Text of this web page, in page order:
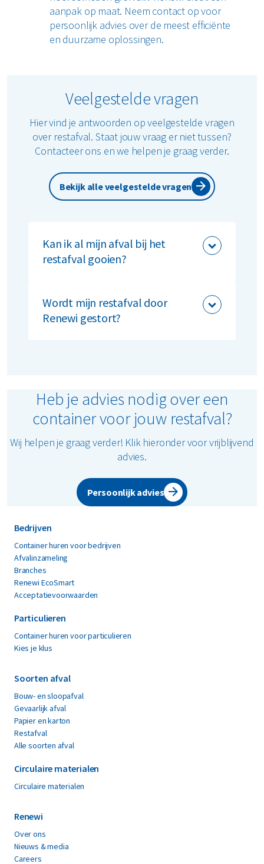
aanpak op maat. Neem contact op voor
persoonlijk advies over de meest efficiënte
en duurzame oplossingen.
Veelgestelde vragen
Hier vind je antwoorden op veelgestelde vragen
over restafval. Staat jouw vraag er niet tussen?
Contacteer ons en we helpen je graag verder.
Bekijk alle veelgestelde vragen
Kan ik al mijn afval bij het
restafval gooien?
afvalstromen apart in te zamelen en aan
te bieden. Ongeacht de grootte van het
Wordt mijn restafval door
Renewi gestort?
elektriciteit, stoom en warmte. Na
verwerking worden aan de bodemassen -
de assen die overblijven na de
verbranding van restafval - waardevolle
materialen onttrokken, zoals metalen.
Heb je advies nodig over een
container voor jouw restafval?
Wij helpen je graag verder! Klik hieronder voor vrijblijvend
advies.
Persoonlijk advies
Bedrijven
Container huren voor bedrijven
Afvalinzameling
Branches
Renewi EcoSmart
Acceptatievoorwaarden
Particulieren
Container huren voor particulieren
Kies je klus
Soorten afval
Bouw- en sloopafval
Gevaarlijk afval
Papier en karton
Restafval
Alle soorten afval
Circulaire materialen
Circulaire materialen
Renewi
Over ons
Nieuws & media
Careers